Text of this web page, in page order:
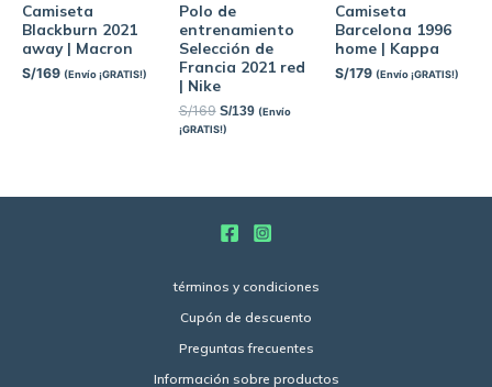
Camiseta
Blackburn 2021
away | Macron
S/169 (Envío ¡GRATIS!)
Polo de
entrenamiento
Selección de
Francia 2021 red
| Nike
S/169 S/139 (Envío
¡GRATIS!)
Camiseta
Barcelona 1996
home | Kappa
S/179 (Envío ¡GRATIS!)
términos y condiciones
Cupón de descuento
Preguntas frecuentes
Información sobre productos